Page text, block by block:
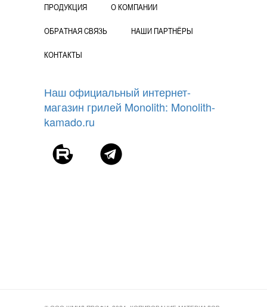
ПРОДУКЦИЯ О КОМПАНИИ
ОБРАТНАЯ СВЯЗЬ НАШИ ПАРТНЁРЫ
КОНТАКТЫ
Наш официальный интернет-
магазин грилей Monolith: Monolith-
kamado.ru